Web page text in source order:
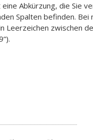
eine Abkürzung, die Sie
Spalten befinden.
Leerzeichen zwischen